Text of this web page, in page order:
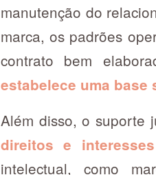
manutenção do
marca, os padrões
contrato bem
estabelece uma base
Além disso, o suporte
direitos e
intelectual, como